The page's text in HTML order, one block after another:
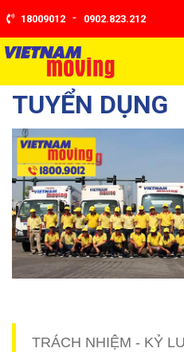
18009012 - 0902.823.212
TUYỂN DỤNG
TRÁCH NHIỆM - KỶ